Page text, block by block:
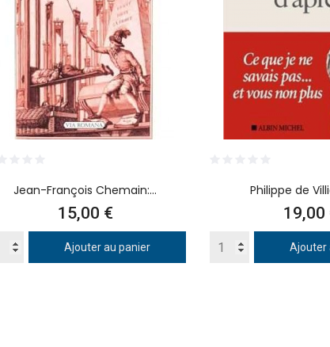
Jean-François Chemain:...
Prix
15,00 €
Ajouter au panier
Philippe de
Prix
19,00
Ajouter